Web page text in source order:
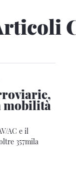
mobilità
AC e il
357mila